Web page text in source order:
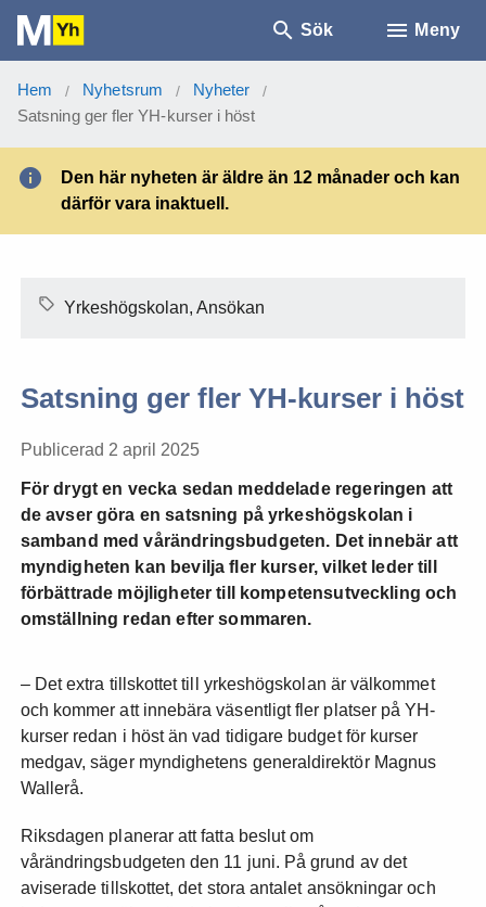
Sök Meny
Hem / Nyhetsrum / Nyheter /
Satsning ger fler YH-kurser i höst
Den här nyheten är äldre än 12 månader och kan
därför vara inaktuell.
Yrkeshögskolan, Ansökan
Satsning ger fler YH-kurser i höst
Publicerad 2 april 2025
För drygt en vecka sedan meddelade regeringen att
de avser göra en satsning på yrkeshögskolan i
samband med vårändringsbudgeten. Det innebär att
myndigheten kan bevilja fler kurser, vilket leder till
förbättrade möjligheter till kompetensutveckling och
omställning redan efter sommaren.
– Det extra tillskottet till yrkeshögskolan är välkommet
och kommer att innebära väsentligt fler platser på YH-
kurser redan i höst än vad tidigare budget för kurser
medgav, säger myndighetens generaldirektör Magnus
Wallerå.
Riksdagen planerar att fatta beslut om
vårändringsbudgeten den 11 juni. På grund av det
aviserade tillskottet, det stora antalet ansökningar och